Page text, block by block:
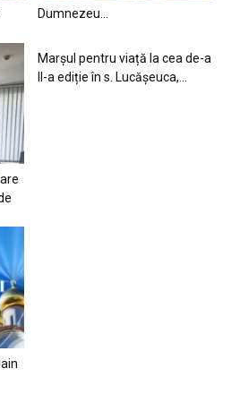
Dumnezeu…
Marșul pentru viață la cea de-a
II-a ediție în s. Lucășeuca,...